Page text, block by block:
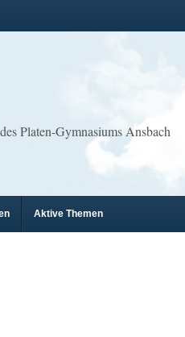
Platen-Gymnasiums Ansbach
Aktive Themen